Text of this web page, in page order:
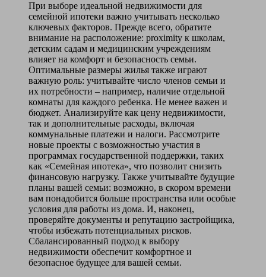
При выборе идеальной недвижимости для
семейной ипотеки важно учитывать несколько
ключевых факторов. Прежде всего, обратите
внимание на расположение: proximity к школам,
детским садам и медицинским учреждениям
влияет на комфорт и безопасность семьи.
Оптимальные размеры жилья также играют
важную роль: учитывайте число членов семьи и
их потребности – например, наличие отдельной
комнаты для каждого ребенка. Не менее важен и
бюджет. Анализируйте как цену недвижимости,
так и дополнительные расходы, включая
коммунальные платежи и налоги. Рассмотрите
новые проекты с возможностью участия в
программах государственной поддержки, таких
как «Семейная ипотека», что позволит снизить
финансовую нагрузку. Также учитывайте будущие
планы вашей семьи: возможно, в скором времени
вам понадобится больше пространства или особые
условия для работы из дома. И, наконец,
проверяйте документы и репутацию застройщика,
чтобы избежать потенциальных рисков.
Сбалансированный подход к выбору
недвижимости обеспечит комфортное и
безопасное будущее для вашей семьи.